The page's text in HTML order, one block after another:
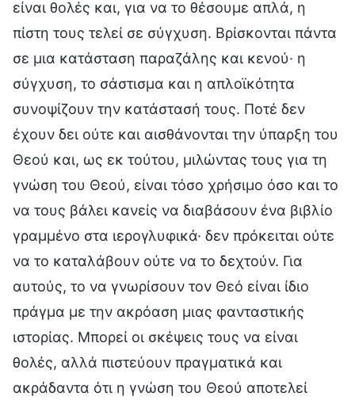
είναι θολές και, για να το θέσουμε απλά, η
πίστη τους τελεί σε σύγχυση. Βρίσκονται πάντα
σε μια κατάσταση παραζάλης και κενού· η
σύγχυση, το σάστισμα και η απλοϊκότητα
συνοψίζουν την κατάστασή τους. Ποτέ δεν
έχουν δει ούτε και αισθάνονται την ύπαρξη του
Θεού και, ως εκ τούτου, μιλώντας τους για τη
γνώση του Θεού, είναι τόσο χρήσιμο όσο και το
να τους βάλει κανείς να διαβάσουν ένα βιβλίο
γραμμένο στα ιερογλυφικά· δεν πρόκειται ούτε
να το καταλάβουν ούτε να το δεχτούν. Για
αυτούς, το να γνωρίσουν τον Θεό είναι ίδιο
πράγμα με την ακρόαση μιας φανταστικής
ιστορίας. Μπορεί οι σκέψεις τους να είναι
θολές, αλλά πιστεύουν πραγματικά και
ακράδαντα ότι η γνώση του Θεού αποτελεί